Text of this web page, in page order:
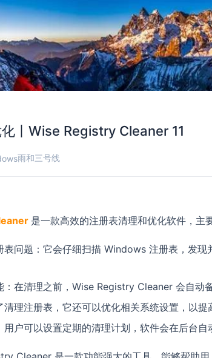
丨Wise Registry Cleaner 11
雨和三号线
是一款高效的注册表清理和优化软件，主
表问题：它会仔细扫描 Windows 注册表，发现
：在清理之前，Wise Registry Cleaner 会自动
清理注册表，它还可以优化相关系统设置，以提
户可以设置定期的清理计划，软件会在后台自